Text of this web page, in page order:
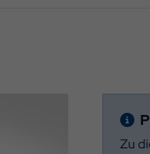
Zu